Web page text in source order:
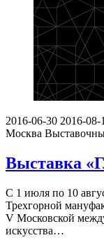
2016-06-30 2016-08-
Москва
Выставка
С 1 июля по 10
Трехгорной
V Московской
искусства…